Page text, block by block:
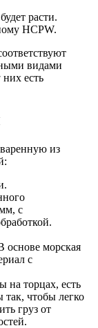
расти.
HCPW.
видами
есть
из
с
морская
с
на торцах, есть
чтобы легко
груз от